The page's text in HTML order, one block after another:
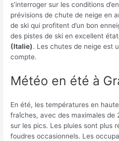
s’interroger sur les conditions
prévisions de chute de neige en
de ski qui profitent d’un bon
des pistes de ski en excellent
(Italie). Les chutes de neige est
compte.
Météo en été à
En été, les températures en
fraîches, avec des maximales de
sur les pics. Les pluies sont plus
foudres occasionnels. Les